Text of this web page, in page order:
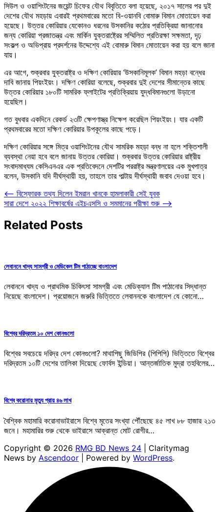
সিউল ও ওয়াশিংটনের জয়েন্ট চিফের যৌথ বিবৃতিতে বলা হয়েছে, ২০১৭ সালের পর দুই
দেশের যৌথ মহড়ায় এবারই প্রথমবারের মতো বি-ওয়ানবি বোমারু বিমান মোতায়েন করা
হয়েছে। উত্তর কোরিয়ার যেকোনও ধরনের উসকানির কঠোর প্রতিক্রিয়া জানানোর
জন্য কোরিয়া প্রজাতন্ত্র এবং মার্কিন যুক্তরাষ্ট্রের সম্মিলিত প্রতিরক্ষা সক্ষমতা, দৃঢ়
সংকল্প ও অভিপ্রায় প্রদর্শনের উদ্দেশ্যে এই বোমারু বিমান মোতায়েন করা হয় বলে জানা
যায়।
এর আগে, শুক্রবার যুক্তরাষ্ট্র ও দক্ষিণ কোরিয়ার ‘উসকানিমূলক’ বিমান মহড়া বন্ধের
দাবি জানায় পিয়ংইয়ং। দক্ষিণ কোরিয়া বলেছে, শুক্রবার দুই দেশের সীমান্তের কাছে
উত্তর কোরিয়ার ১৮০টি সামরিক ফ্লাইটের প্রতিক্রিয়ায় যুদ্ধবিমানগুলো উড়ানো
হয়েছিল।
গত বুধবার একদিনে রেকর্ড ২৩টি ক্ষেপণাস্ত্র নিক্ষেপ করেছিল পিয়ংইয়ং। যার একটি
প্রথমবারের মতো দক্ষিণ কোরিয়ার উপকূলের কাছে পড়ে।
দক্ষিণ কোরিয়ার সঙ্গে মিত্র ওয়াশিংটনের যৌথ সামরিক মহড়া বন্ধ না হলে শক্তিশালী
ব্যবস্থা নেয়া হবে বলে জানায় উত্তর কোরিয়া। শুক্রবার উত্তর কোরিয়ার রাষ্ট্রীয়
সংবাদমাধ্যম কেসিএনএর এক প্রতিবেদনে দেশটির পররাষ্ট্র মন্ত্রণালয়ের এক মুখপাত্র
বলেন, উসকানি যদি দীর্ঘস্থায়ী হয়, তাহলে তার পাল্টায় দীর্ঘস্থায়ী জবাব দেওয়া হবে।
Post
navigation
⟵ বিস্ফোরক তথ্য দিলেন ইমরান খানকে হামলাকারী সেই যুবক
সারা দেশে ২০২২ শিক্ষাবর্ষের এইচএসসি ও সমমানের পরীক্ষা শুরু ⟶
Related Posts
লেবাননে খাদ্য সামগ্রী ও মেডিকেল টিম পাঠাচ্ছে বাংলাদেশ
লেবাননে খাদ্য ও প্রাথমিক চিকিৎসা সামগ্রী এবং মেডিক্যাল টিম পাঠানোর সিদ্ধান্ত
নিয়েছে বাংলাদেশ। প্রয়োজনে জরুরি ভিত্তিতে লেবাননকে বাংলাদেশ যে কোনো…
বিশ্বের দরিদ্রতম ১০ দেশ কোনগুলো
বিশ্বের সবচেয়ে দরিদ্র দেশ কোনগুলো? মাথাপিছু জিডিপির (পিপিপি) ভিত্তিতে বিশ্বের
দরিদ্রতম ১০টি দেশের তালিকা দিয়েছে ফোর্বস ইন্ডিয়া। আন্তর্জাতিক মুদ্রা তহবিলের…
বিশ্বে করোনায় মৃত্যু প্রায় ৪৬ লাখ
বৈশ্বিক মহামারি করোনাভাইরাসে বিশ্বে মৃতের সংখ্যা পৌঁছেছে ৪৫ লাখ ৮৮ হাজার ২১৩
জনে। মহামারির শুরু থেকে ভাইরাসে আক্রান্ত মোট রোগীর…
Copyright © 2026 RMG BD News 24 | Claritymag
News by Ascendoor | Powered by WordPress.